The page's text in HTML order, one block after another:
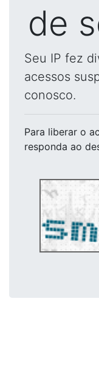
de
Seu IP fez
acessos
conosco.
Para liberar o
responda ao